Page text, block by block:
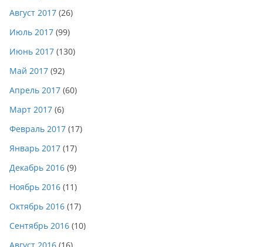
Август 2017 (26)
Июль 2017 (99)
Июнь 2017 (130)
Май 2017 (92)
Апрель 2017 (60)
Март 2017 (6)
Февраль 2017 (17)
Январь 2017 (17)
Декабрь 2016 (9)
Ноябрь 2016 (11)
Октябрь 2016 (17)
Сентябрь 2016 (10)